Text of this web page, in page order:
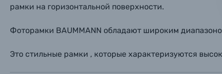
Фотоальбомы
рамки на горизонтальной поверхности.
Фоторамки BAUMMANN обладают широким
Это стильные рамки , которые характеризуются